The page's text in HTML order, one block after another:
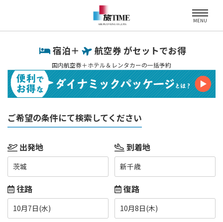
MENU
宿泊＋ 航空券 がセットでお得
国内航空券＋ホテル＆レンタカーの一括予約
ご希望の条件にて検索してください
出発地
茨城
到着地
新千歳
往路
10月7日(水)
復路
10月8日(木)